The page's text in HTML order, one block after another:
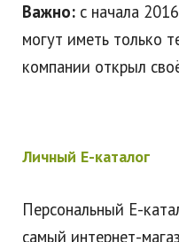
Важно: с начала
могут иметь только
компании открыл
Личный Е-каталог
Персональный Е-
самый интернет-